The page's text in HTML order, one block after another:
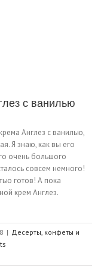
с ванилью
Англез с ванилью,
Я знаю, как вы его
очень большого
совсем немного!
готов! А пока
крем Англез.
| Десерты, конфеты и